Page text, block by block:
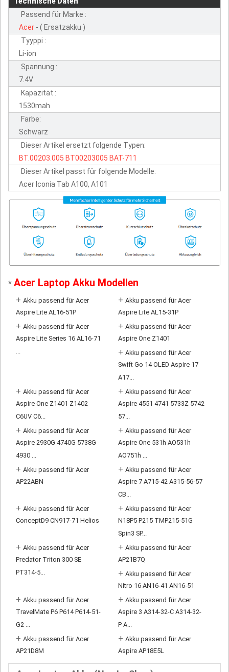
Passend für Marke :
Acer - ( Ersatzakku )
Tyyppi :
Li-ion
Spannung :
7.4V
Kapazität :
1530mah
Farbe:
Schwarz
Dieser Artikel ersetzt folgende Typen:
BT.00203.005 BT00203005 BAT-711
Dieser Artikel passt für folgende Modelle:
Acer Iconia Tab A100, A101
* Acer Laptop Akku Modellen
+ Akku passend für Acer
Aspire Lite AL16-51P
+ Akku passend für Acer
Aspire Lite AL15-31P
+ Akku passend für Acer
Aspire Lite Series 16 AL16-71
...
+ Akku passend für Acer
Aspire One Z1401
+ Akku passend für Acer
Swift Go 14 OLED Aspire 17
A17...
+ Akku passend für Acer
Aspire One Z1401 Z1402
C6UV C6...
+ Akku passend für Acer
Aspire 4551 4741 5733Z 5742
57...
+ Akku passend für Acer
Aspire 2930G 4740G 5738G
4930 ...
+ Akku passend für Acer
Aspire One 531h AO531h
AO751h ...
+ Akku passend für Acer
AP22ABN
+ Akku passend für Acer
Aspire 7 A715-42 A315-56-57
CB...
+ Akku passend für Acer
ConceptD9 CN917-71 Helios
+ Akku passend für Acer
N18P5 P215 TMP215-51G
Spin3 SP...
+ Akku passend für Acer
Predator Triton 300 SE
PT314-5...
+ Akku passend für Acer
AP21B7Q
+ Akku passend für Acer
Nitro 16 AN16-41 AN16-51
+ Akku passend für Acer
TravelMate P6 P614 P614-51-
G2 ...
+ Akku passend für Acer
Aspire 3 A314-32-C A314-32-
P A...
+ Akku passend für Acer
AP21D8M
+ Akku passend für Acer
Aspire AP18E5L